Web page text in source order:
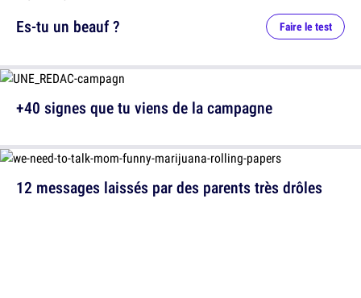
12 messages laissés par des parents très drôles
Es-tu un beauf ? Faire le test
+40 signes que tu viens de la campagne